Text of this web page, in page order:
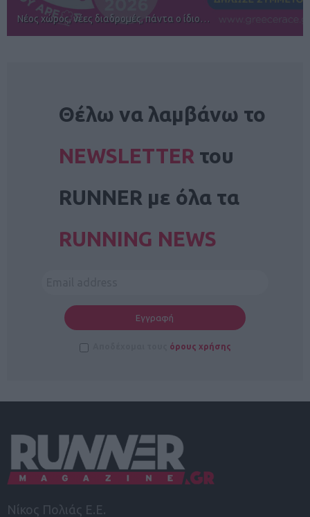
Αγώνες για όλους στην Ρόδο
Θέλω να λαμβάνω το
NEWSLETTER του
RUNNER με όλα τα
RUNNING NEWS
όρους χρήσης
Νίκος Πολιάς Ε.Ε.